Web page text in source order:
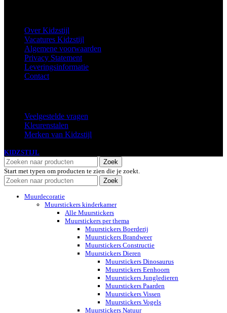
Over Kidzstijl
Vacatures Kidzstijl
Algemene voorwaarden
Privacy Statement
Leveringsinformatie
Contact
Veelgestelde vragen
Kleurenstalen
Merken van Kidzstijl
KIDZSTIJL
Zoek
Start met typen om producten te zien die je zoekt.
Zoek
Muurdecoratie
Muurstickers kinderkamer
Alle Muurstickers
Muurstickers per thema
Muurstickers Boerderij
Muurstickers Brandweer
Muurstickers Constructie
Muurstickers Dieren
Muurstickers Dinosaurus
Muurstickers Eenhoorn
Muurstickers Jungledieren
Muurstickers Paarden
Muurstickers Vissen
Muurstickers Vogels
Muurstickers Natuur